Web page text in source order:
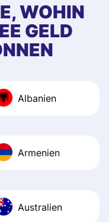
WOHIN
GELD
Albanien
Armenien
Australien